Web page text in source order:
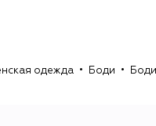
одежда Боди